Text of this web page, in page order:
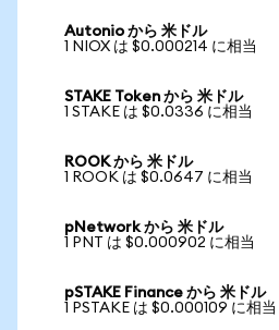
Autonio から 米ドル
1 NIOX は $0.000214 に相当
STAKE Token から 米ドル
1 STAKE は $0.0336 に相当
ROOK から 米ドル
1 ROOK は $0.0647 に相当
pNetwork から 米ドル
1 PNT は $0.000902 に相当
pSTAKE Finance から 米ドル
1 PSTAKE は $0.000109 に相当